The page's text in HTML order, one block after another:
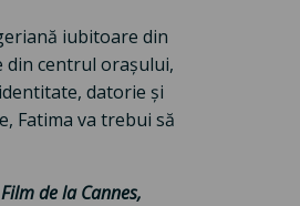
iubitoare din
din centrul orașului,
datorie și
Fatima va trebui să
de la Cannes,